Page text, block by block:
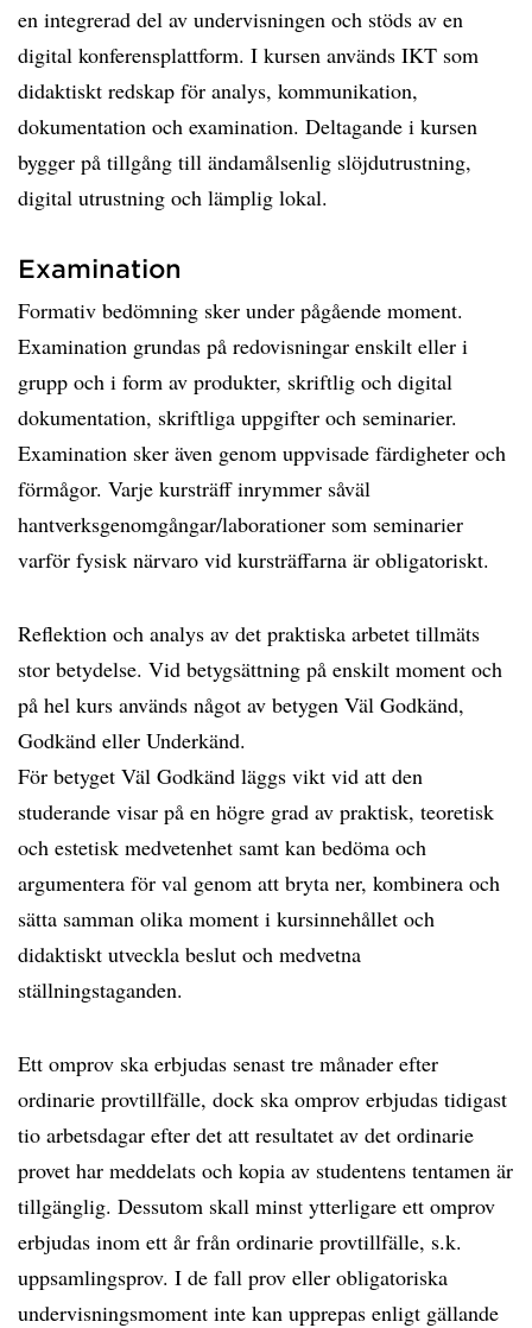
en integrerad del av undervisningen och stöds av en
digital konferensplattform. I kursen används IKT som
didaktiskt redskap för analys, kommunikation,
dokumentation och examination. Deltagande i kursen
bygger på tillgång till ändamålsenlig slöjdutrustning,
digital utrustning och lämplig lokal.
Examination
Formativ bedömning sker under pågående moment.
Examination grundas på redovisningar enskilt eller i
grupp och i form av produkter, skriftlig och digital
dokumentation, skriftliga uppgifter och seminarier.
Examination sker även genom uppvisade färdigheter och
förmågor. Varje kursträff inrymmer såväl
hantverksgenomgångar/laborationer som seminarier
varför fysisk närvaro vid kursträffarna är obligatoriskt.
Reflektion och analys av det praktiska arbetet tillmäts
stor betydelse. Vid betygsättning på enskilt moment och
på hel kurs används något av betygen Väl Godkänd,
Godkänd eller Underkänd.
För betyget Väl Godkänd läggs vikt vid att den
studerande visar på en högre grad av praktisk, teoretisk
och estetisk medvetenhet samt kan bedöma och
argumentera för val genom att bryta ner, kombinera och
sätta samman olika moment i kursinnehållet och
didaktiskt utveckla beslut och medvetna
ställningstaganden.
Ett omprov ska erbjudas senast tre månader efter
ordinarie provtillfälle, dock ska omprov erbjudas tidigast
tio arbetsdagar efter det att resultatet av det ordinarie
provet har meddelats och kopia av studentens tentamen är
tillgänglig. Dessutom skall minst ytterligare ett omprov
erbjudas inom ett år från ordinarie provtillfälle, s.k.
uppsamlingsprov. I de fall prov eller obligatoriska
undervisningsmoment inte kan upprepas enligt gällande